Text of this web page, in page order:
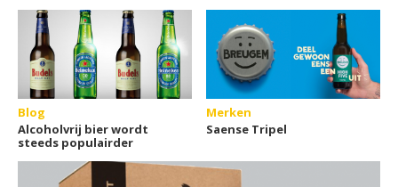
Blog
Alcoholvrij bier wordt
steeds populairder
Merken
Saense Tripel